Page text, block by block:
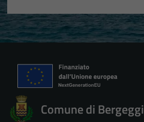
Comune di Bergeggi